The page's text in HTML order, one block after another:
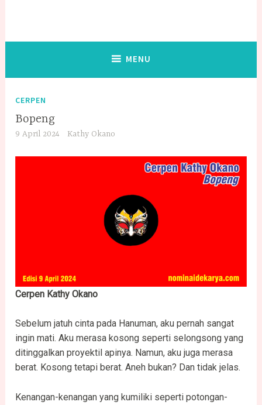
MENU
CERPEN
Bopeng
9 April 2024 Kathy Okano
Cerpen Kathy Okano
Sebelum jatuh cinta pada Hanuman, aku pernah sangat
ingin mati. Aku merasa kosong seperti selongsong yang
ditinggalkan proyektil apinya. Namun, aku juga merasa
berat. Kosong tetapi berat. Aneh bukan? Dan tidak jelas.
Kenangan-kenangan yang kumiliki seperti potongan-